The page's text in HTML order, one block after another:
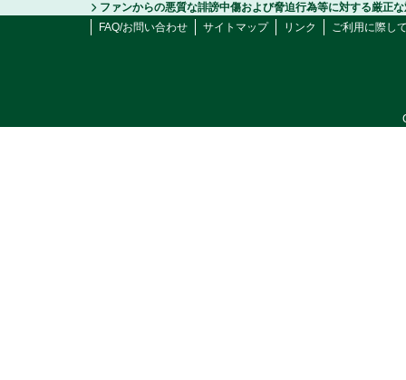
ファンからの悪質な誹謗中傷および脅迫行為等に対する厳正
FAQ/お問い合わせ
サイトマップ リンク ご利用に際し